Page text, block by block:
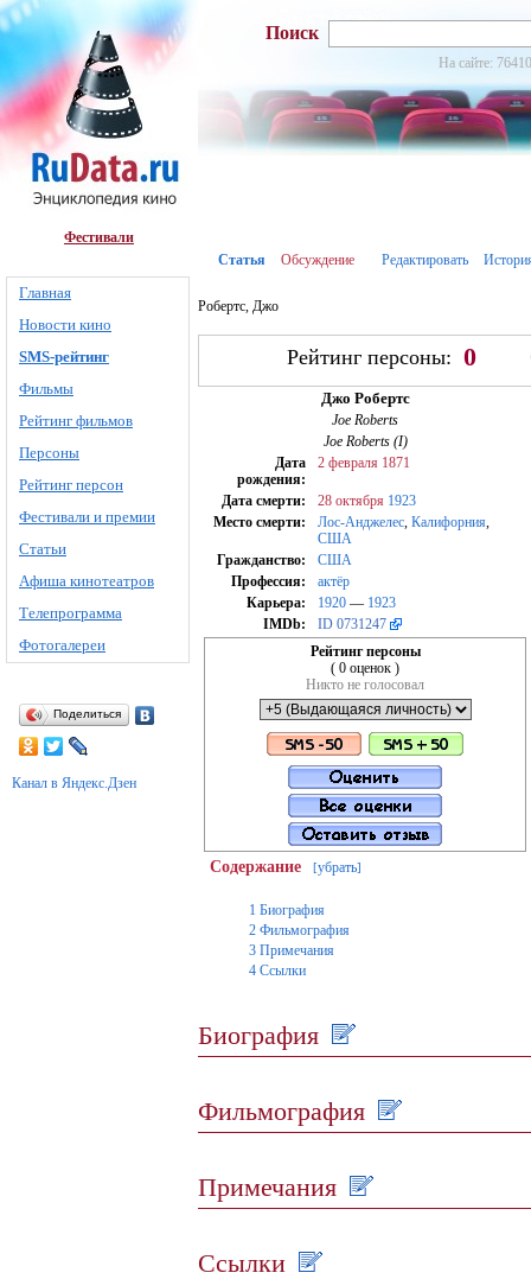
Фестивали
Главная
Новости кино
SMS-рейтинг
Фильмы
Рейтинг фильмов
Персоны
Рейтинг персон
Фестивали и премии
Статьи
Афиша кинотеатров
Телепрограмма
Фотогалереи
Поделиться
Канал в Яндекс.Дзен
Поиск
На сайте:
Статья Обсуждение Редактировать
Робертс, Джо
Рейтинг персоны: 0
Джо Робертс
Joe Roberts
Joe Roberts (I)
Дата
рождения:
2 февраля 1871
Дата смерти: 28 октября 1923
Место смерти:
Лос-Анджелес, Калифорния,
США
Гражданство:
США
Профессия:
актёр
Карьера:
1920 — 1923
IMDb:
ID 0731247
Рейтинг персоны
( 0 оценок )
Никто не голосовал
Содержание [убрать]
1 Биография
2 Фильмография
3 Примечания
4 Ссылки
Биография
Фильмография
Примечания
Ссылки